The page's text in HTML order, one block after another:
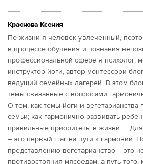
Краснова Ксения
По жизни я человек увлеченный,
в процессе обучения и познания
профессиональной сфере я психолог,
инструктор йоги, автор монтессори-
ведущий семейных лагерей. В этом
темы связанные с вопросами
О том, как темы йоги и вегетарианства
семьи; как гармонично развивать
правильные приоритеты в жизни. Для
– это первый шаг на пути к гармонии.
представлению вегетарианство – это
противостояния мясоедам, а путь того,